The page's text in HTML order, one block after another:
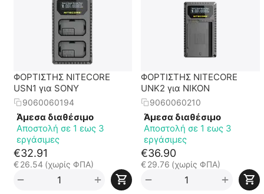
ΦΟΡΤΙΣΤΗΣ NITECORE
USN1 για SONY
9060060194
Άμεσα διαθέσιμο
Αποστολή σε 1 εως 3
εργάσιμες
€32.91
€ 26.54 (χωρίς ΦΠΑ)
+
−
ΦΟΡΤΙΣΤΗΣ NITECORE
UNK2 για NIKON
9060060210
Άμεσα διαθέσιμο
Αποστολή σε 1 εως 3
εργάσιμες
€36.90
€29.76 (χωρίς ΦΠΑ)
+
−